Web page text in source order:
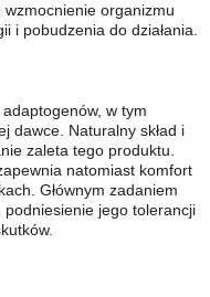
organizmu
i pobudzenia do działania.
w tym
dawce. Naturalny skład i
zaleta tego produktu.
natomiast komfort
Głównym zadaniem
jego tolerancji